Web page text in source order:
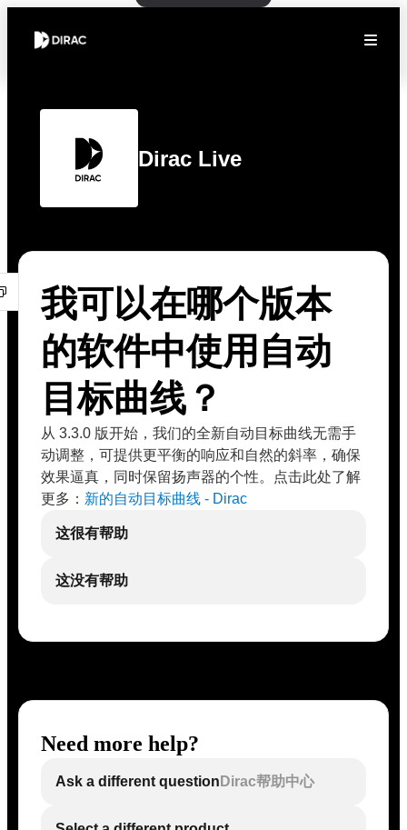
Dirac Live
我可以在哪个版本
的软件中使用自动
目标曲线？
从 3.3.0 版开始，我们的全新自动目标曲线无需手
动调整，可提供更平衡的响应和自然的斜率，确保
效果逼真，同时保留扬声器的个性。点击此处了解
更多： 新的自动目标曲线 - Dirac
这很有帮助
这没有帮助
Need more help?
Ask a different question Dirac帮助中心